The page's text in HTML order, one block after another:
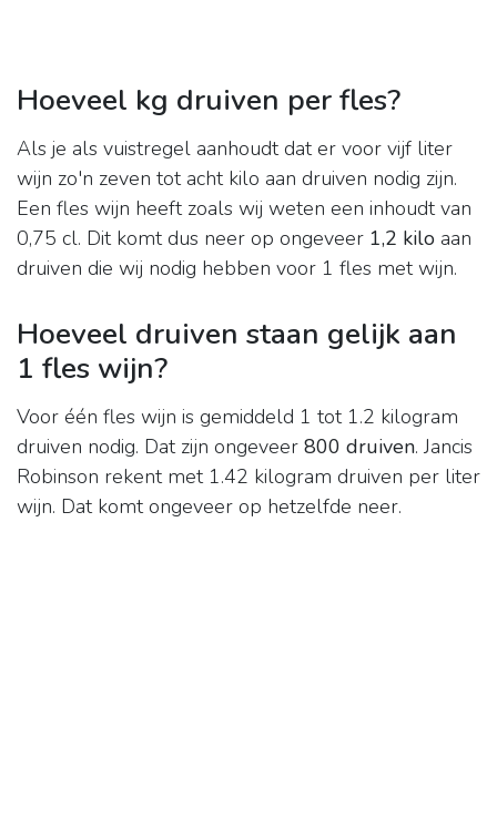
Hoeveel kg druiven per fles?
Als je als vuistregel aanhoudt dat er voor vijf liter
wijn zo'n zeven tot acht kilo aan druiven nodig zijn.
Een fles wijn heeft zoals wij weten een inhoudt van
0,75 cl. Dit komt dus neer op ongeveer 1,2 kilo aan
druiven die wij nodig hebben voor 1 fles met wijn.
Hoeveel druiven staan gelijk aan
1 fles wijn?
Voor één fles wijn is gemiddeld 1 tot 1.2 kilogram
druiven nodig. Dat zijn ongeveer 800 druiven. Jancis
Robinson rekent met 1.42 kilogram druiven per liter
wijn. Dat komt ongeveer op hetzelfde neer.